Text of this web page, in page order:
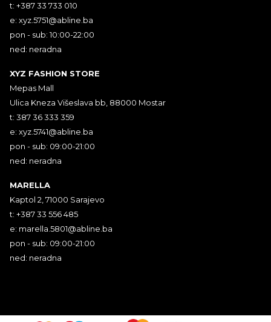
t: +387 33 733 010
e: xyz.5751@abline.ba
pon - sub: 10:00-22:00
ned: neradna
XYZ FASHION STORE
Mepas Mall
Ulica Kneza Višeslava bb, 88000 Mostar
t: 387 36 333 359
e: xyz.5741@abline.ba
pon - sub: 09:00-21:00
ned: neradna
MARELLA
Kaptol 2, 71000 Sarajevo
t: +387 33 556 485
e: marella.5801@abline.ba
pon - sub: 09:00-21:00
ned: neradna